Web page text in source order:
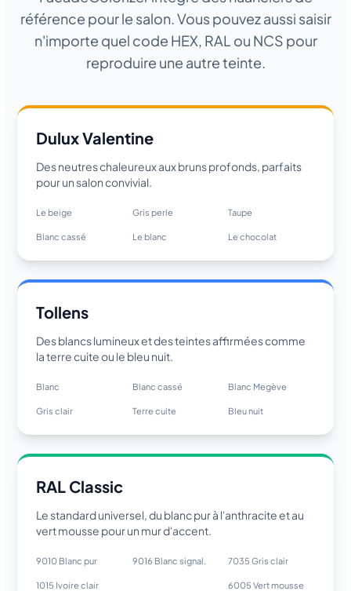
référence pour le salon. Vous pouvez aussi saisir
n'importe quel code HEX, RAL ou NCS pour
reproduire une autre teinte.
Dulux Valentine
Des neutres chaleureux aux bruns profonds, parfaits
pour un salon convivial.
Le beige Gris perle Taupe
Blanc cassé Le blanc Le chocolat
Tollens
Des blancs lumineux et des teintes affirmées comme
la terre cuite ou le bleu nuit.
Blanc Blanc cassé Blanc Megève
Gris clair Terre cuite Bleu nuit
RAL Classic
Le standard universel, du blanc pur à l'anthracite et au
vert mousse pour un mur d'accent.
9010 Blanc pur 9016 Blanc signal. 7035 Gris clair
1015 Ivoire clair 6005 Vert mousse